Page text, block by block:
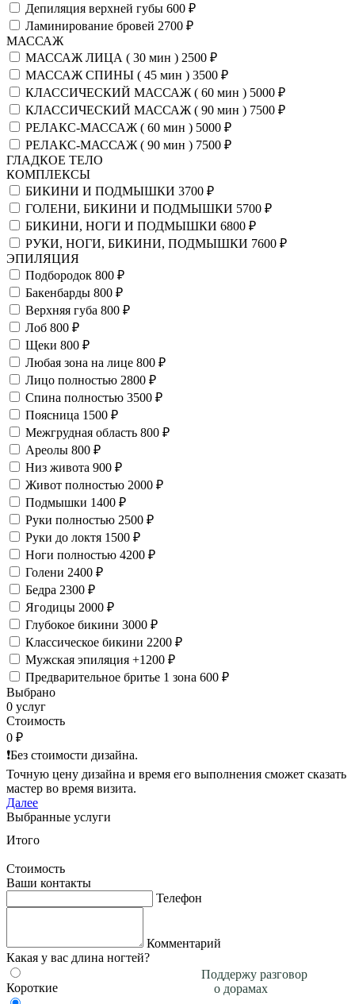
Поддержу разговор
о дорамах
Депиляция верхней губы 600 ₽
Ламинирование бровей 2700 ₽
МАССАЖ
МАССАЖ ЛИЦА ( 30 мин ) 2500 ₽
МАССАЖ СПИНЫ ( 45 мин ) 3500 ₽
КЛАССИЧЕСКИЙ МАССАЖ ( 60 мин ) 5000 ₽
КЛАССИЧЕСКИЙ МАССАЖ ( 90 мин ) 7500 ₽
РЕЛАКС-МАССАЖ ( 60 мин ) 5000 ₽
РЕЛАКС-МАССАЖ ( 90 мин ) 7500 ₽
ГЛАДКОЕ ТЕЛО
КОМПЛЕКСЫ
БИКИНИ И ПОДМЫШКИ 3700 ₽
ГОЛЕНИ, БИКИНИ И ПОДМЫШКИ 5700 ₽
БИКИНИ, НОГИ И ПОДМЫШКИ 6800 ₽
РУКИ, НОГИ, БИКИНИ, ПОДМЫШКИ 7600 ₽
ЭПИЛЯЦИЯ
Подбородок 800 ₽
Бакенбарды 800 ₽
Верхняя губа 800 ₽
Лоб 800 ₽
Щеки 800 ₽
Любая зона на лице 800 ₽
Лицо полностью 2800 ₽
Спина полностью 3500 ₽
Поясница 1500 ₽
Межгрудная область 800 ₽
Ареолы 800 ₽
Низ живота 900 ₽
Живот полностью 2000 ₽
Подмышки 1400 ₽
Руки полностью 2500 ₽
Руки до локтя 1500 ₽
Ноги полностью 4200 ₽
Голени 2400 ₽
Бедра 2300 ₽
Ягодицы 2000 ₽
Глубокое бикини 3000 ₽
Классическое бикини 2200 ₽
Мужская эпиляция +1200 ₽
Предварительное бритье 1 зона 600 ₽
Выбрано
0 услуг
Стоимость
0 ₽
❗️Без стоимости дизайна.
Точную цену дизайна и время его выполнения сможет сказать
мастер во время визита.
Далее
Выбранные услуги
Итого
Стоимость
Ваши контакты
Телефон
Комментарий
Какая у вас длина ногтей?
Короткие